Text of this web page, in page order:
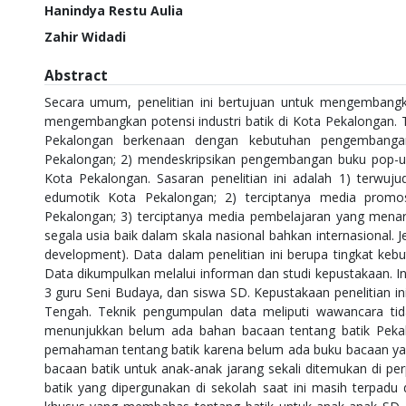
Hanindya Restu Aulia
Zahir Widadi
Abstract
Secara umum, penelitian ini bertujuan untuk
mengembangkan potensi industri batik di Kota
Pekalongan berkenaan dengan kebutuhan
Pekalongan; 2) mendeskripsikan pengembangan buku
Kota Pekalongan. Sasaran penelitian ini adalah 1)
edumotik Kota Pekalongan; 2) terciptanya media
Pekalongan; 3) terciptanya media pembelajaran yang
segala usia baik dalam skala nasional bahkan internasional.
development). Data dalam penelitian ini berupa tingkat
Data dikumpulkan melalui informan dan studi kepustakaan.
3 guru Seni Budaya, dan siswa SD. Kepustakaan penelitian
Tengah. Teknik pengumpulan data meliputi wawancara
menunjukkan belum ada bahan bacaan tentang batik
pemahaman tentang batik karena belum ada buku bacaan
bacaan batik untuk anak-anak jarang sekali ditemukan di
batik yang dipergunakan di sekolah saat ini masih